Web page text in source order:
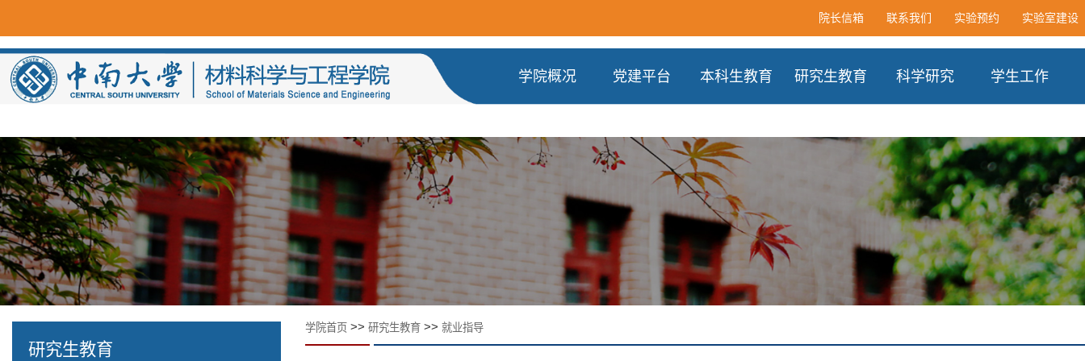
院长信箱 联系我们 实验预约 实验室建设
学院概况 党建平台 本科生教育 研究生教育 科学研究 学生工作
研究生教育
学院首页>> 研究生教育>> 就业指导